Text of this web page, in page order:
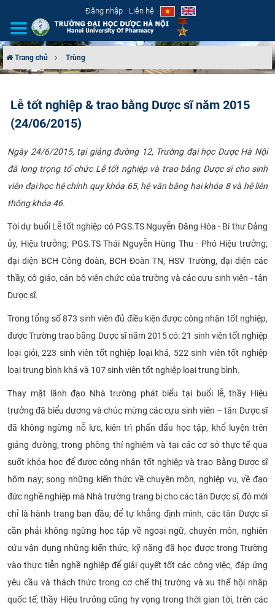
Đăng nhập Liên hệ
CƠ CẤU TỔ CHỨC
ĐÀO TẠO
ĐẢM BẢO CHẤT LƯỢNG
KHOA HỌC CÔNG NGHỆ
HTQT
CỰU NGƯỜI HỌC
Trang chủ Trùng
Lễ tốt nghiệp & trao bằng Dược sĩ năm 2015
(24/06/2015)
Ngày 24/6/2015, tại giảng đường 12, Trường đại học Dược Hà Nội
đã long trọng tổ chức Lễ tốt nghiệp và trao bằng Dược sĩ cho sinh
viên đại học hệ chính quy khóa 65, hệ văn bằng hai khóa 8 và hệ liên
thông khóa 46.​​ ​​​
Tới dự buổi Lễ tốt nghiệp có PGS.TS Nguyễn Đăng Hòa - Bí thư Đảng
ủy, Hiệu trưởng; PGS.TS Thái Nguyễn Hùng Thu - Phó Hiệu trưởng;
đại diện BCH Công đoàn, BCH Đoàn TN, HSV Trường, đại diện các
thầy, cô giáo, cán bộ viên chức của trường và các cựu sinh viên - tân
Dược sĩ.
Trong tổng số 873 sinh viên đủ điều kiện được công nhận tốt nghiệp,
được Trường trao bằng Dược sĩ năm 2015 có: 21 sinh viên tốt nghiệp
loại giỏi, 223 sinh viên tốt nghiệp loại khá, 522 sinh viên tốt nghiệp
loại trung bình khá và 107 sinh viên tốt nghiệp loại trung bình.
Thay mặt lãnh đạo Nhà trường phát biểu tại buổi lễ, thầy Hiệu
trưởng đã biểu dương và chúc mừng các cựu sinh viên – tân Dược sĩ
đã không ngừng nỗ lực, kiên trì phấn đấu học tập, khổ luyện trên
giảng đường, trong phòng thí nghiệm và tại các cơ sở thực tế qua
suốt khóa học để được công nhận tốt nghiệp và trao Bằng Dược sĩ
hôm nay; song những kiến thức về chuyên môn, nghiệp vụ, về đạo
đức nghề nghiệp mà Nhà trường trang bị cho các tân Dược sĩ, đó mới
chỉ là hành trang ban đầu; để tự khẳng định mình, các tân Dược sĩ
cần phải không ngừng học tập về ngoại ngữ, chuyên môn, nghiên
cứu vận dụng những kiến thức, kỹ năng đã học được trong Trường
vào thực tiễn nghề nghiệp để giải quyết tốt các công việc, đáp ứng
yêu cầu và thách thức trong cơ chế thị trường và xu thế hội nhập
quốc tế; thầy Hiệu trưởng cũng hy vọng trong thời gian tới, trên các